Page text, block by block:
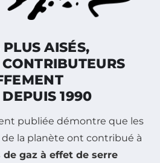
PLUS AISÉS,
1990
publiée démontre que les
de la planète ont contribué à
de gaz à effet de serre